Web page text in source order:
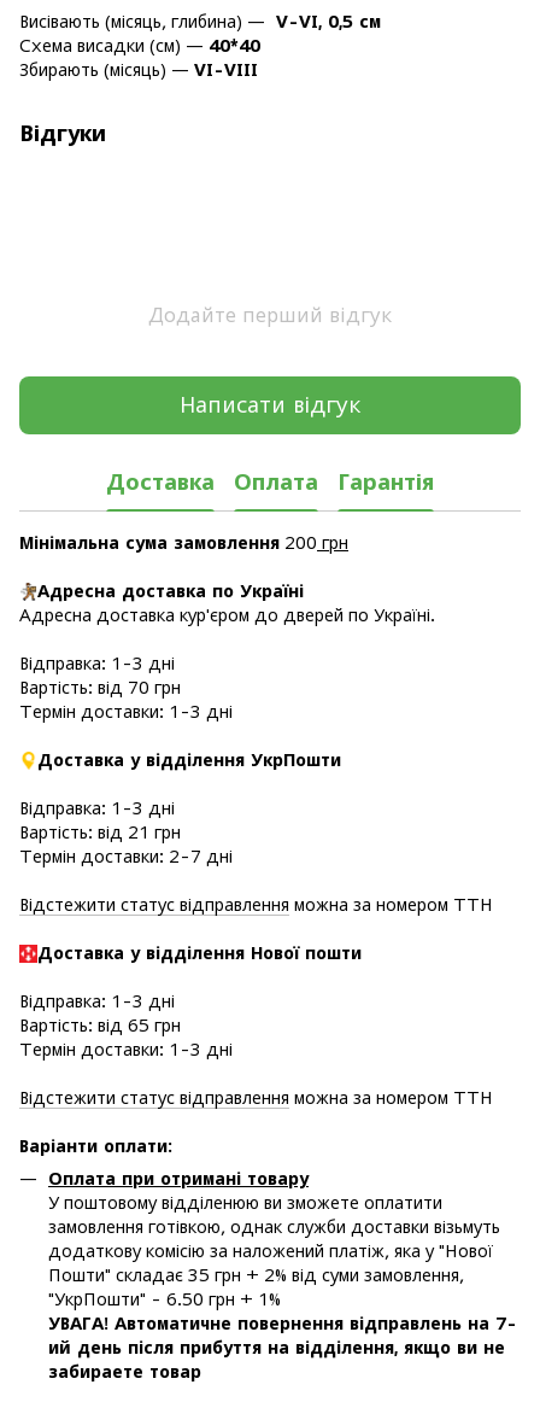
Висівають (місяць, глибина) — V-VI, 0,5 см
Схема висадки (см) — 40*40
Збирають (місяць) — VI-VIII
Відгуки
Додайте перший відгук
Написати відгук
Доставка Оплата Гарантія
Мінімальна сума замовлення 200 грн
Адресна доставка по Україні
Адресна доставка кур'єром до дверей по Україні.
Відправка: 1-3 дні
Вартість: від 70 грн
Термін доставки: 1-3 дні
Доставка у відділення УкрПошти
Відправка: 1-3 дні
Вартість: від 21 грн
Термін доставки: 2-7 дні
Відстежити статус відправлення можна за номером ТТН
Доставка у відділення Нової пошти
Відправка: 1-3 дні
Вартість: від 65 грн
Термін доставки: 1-3 дні
Відстежити статус відправлення можна за номером ТТН
Варіанти оплати:
Оплата при отримані товару
У поштовому відділенюю ви зможете оплатити
замовлення готівкою, однак служби доставки візьмуть
додаткову комісію за наложений платіж, яка у "Нової
Пошти" складає 35 грн + 2% від суми замовлення,
"УкрПошти" - 6.50 грн + 1%
УВАГА! Автоматичне повернення відправлень на 7-
ий день після прибуття на відділення, якщо ви не
забираете товар